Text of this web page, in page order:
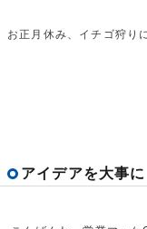
お正月休み、イチゴ狩
アイデアを大事に